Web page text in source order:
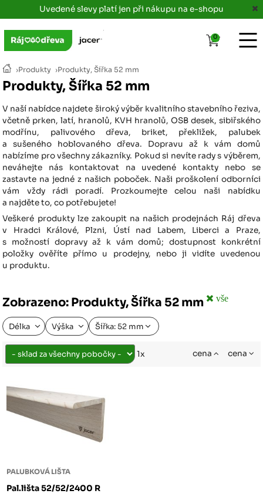
Uvedené slevy platí jen při nákupu na e-shopu
›Produkty ›Produkty, Šířka 52 mm
Produkty, Šířka 52 mm
V naší nabídce najdete široký výběr kvalitního stavebního řeziva,
včetně prken, latí, hranolů, KVH hranolů, OSB desek, sibiřského
modřínu, palivového dřeva, briket, překližek, palubek
a sušeného hoblovaného dřeva. Dopravu až k vám domů
nabízíme pro všechny zákazníky. Pokud si nevíte rady s výběrem,
neváhejte nás kontaktovat na uvedené kontakty nebo se
zastavte na jedné z našich poboček. Naši proškolení odborníci
vám vždy rádi poradí. Prozkoumejte celou naši nabídku
a najděte to, co potřebujete!
Veškeré produkty lze zakoupit na našich prodejnách Ráj dřeva
v Hradci Králové, Plzni, Ústí nad Labem, Liberci a Praze,
s možností dopravy až k vám domů; dostupnost konkrétní
položky ověříte přímo u prodejny, nebo ji vidíte uvedenou
u produktu.
Zobrazeno: Produkty, Šířka 52 mm vše
Délka Výška Šířka: 52 mm
1x cena cena
PALUBKOVÁ LIŠTA
Pal.lišta 52/52/2400 R
0